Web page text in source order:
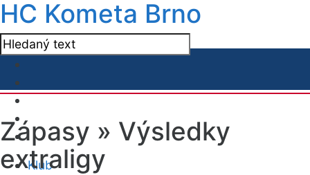
HC Kometa Brno
Klub
Zápasy » Výsledky
extraligy